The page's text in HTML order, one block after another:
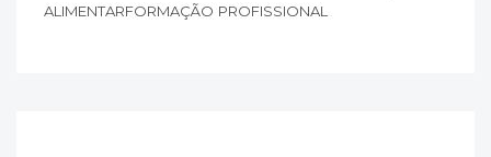
ALIMENTARFORMAÇÃO PROFISSIONAL